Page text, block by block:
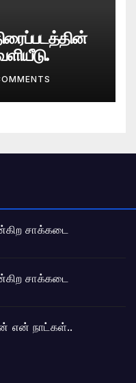
சாக்கடை
சாக்கடை
என் நாட்கள்..